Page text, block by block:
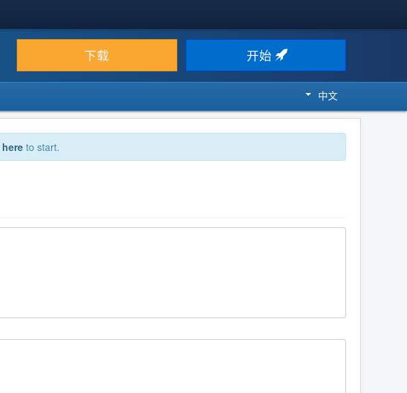
下载 开始
中文
here to start.